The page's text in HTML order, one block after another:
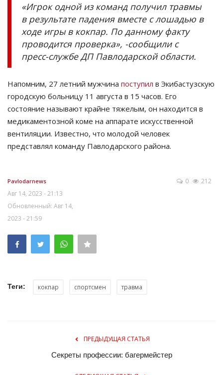
«Игрок одной из команд получил травмы
в результате падения вместе с лошадью в
ходе игры в кокпар. По данному факту
проводится проверка», -сообщили с
пресс-службе ДП Павлодарской области.
Напомним, 27 летний мужчина поступил в Экибастузскую
городскую больницу 11 августа в 15 часов. Его
состояние называют крайне тяжелым, он находится в
медикаментозной коме на аппарате искусственной
вентиляции. Известно, что молодой человек
представлял команду Павлодарского района.
Pavlodarnews
Авг 14, 2023 - 21:13
Обновленный: Авг 14,
2023 - 21:59
0 212
Теги: кокпар спортсмен травма
ПРЕДЫДУЩАЯ СТАТЬЯ
Секреты профессии: багермейстер